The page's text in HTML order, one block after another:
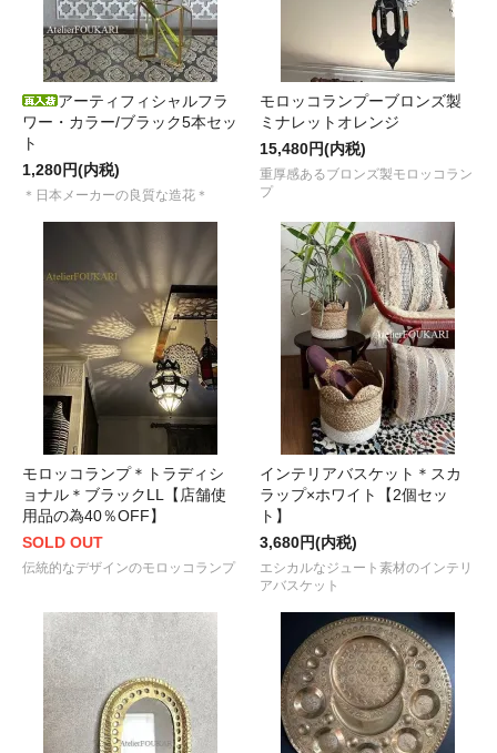
アーティフィシャルフラ
ワー・カラー/ブラック5本セッ
ト
1,280円(内税)
＊日本メーカーの良質な造花＊
モロッコランプーブロンズ製
ミナレットオレンジ
15,480円(内税)
重厚感あるブロンズ製モロッコラン
プ
モロッコランプ＊トラディシ
ョナル＊ブラックLL【店舗使
用品の為40％OFF】
SOLD OUT
伝統的なデザインのモロッコランプ
インテリアバスケット＊スカ
ラップ×ホワイト【2個セッ
ト】
3,680円(内税)
エシカルなジュート素材のインテリ
アバスケット